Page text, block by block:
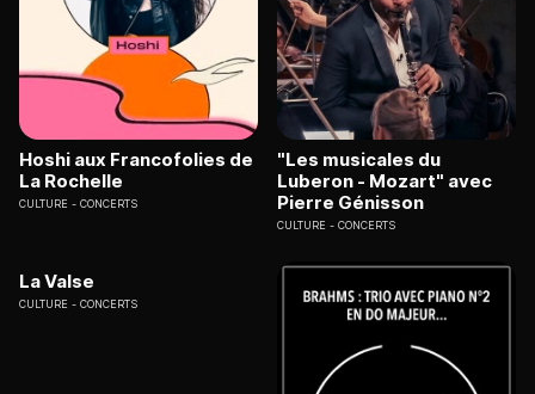
Hoshi aux Francofolies de
La Rochelle
CULTURE CONCERTS
"Les musicales du
Luberon - Mozart" avec
Pierre Génisson
CULTURE CONCERTS
La Valse
CULTURE CONCERTS